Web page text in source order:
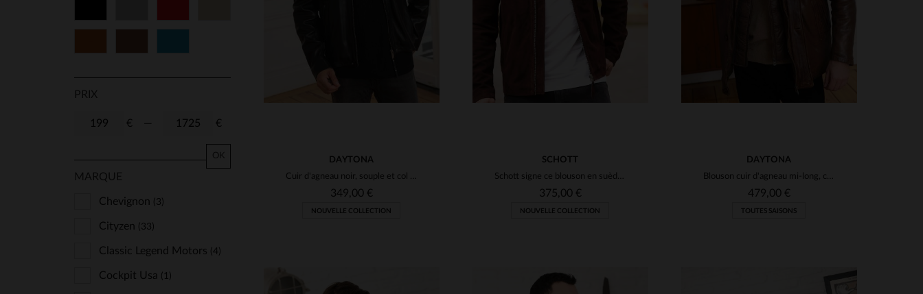
PRIX
€ €
OK
MARQUE
Chevignon (3)
Cityzen (33)
Classic Legend Motors (4)
Cockpit Usa (1)
DAYTONA
Cuir d'agneau noir, souple et col motard. Style urbain intemporel.
349,00 €
NOUVELLE COLLECTION
SCHOTT
Schott signe ce blouson en suède marron foncé, léger et intemporel.
375,00 €
NOUVELLE COLLECTION
DAYTONA
Blouson cuir d'agneau mi-long, couleur bison, robuste et intemporel.
479,00 €
TOUTES SAISONS